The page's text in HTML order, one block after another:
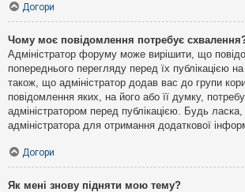
Догори
Чому моє повідомлення потребує
Адміністратор форуму може вирішити, що
попереднього перегляду перед їх публікацією
також, що адміністратор додав вас до групи
повідомлення яких, на його або її думку,
адміністратором перед публікацією. Будь ласка,
адміністратора для отримання додаткової
Догори
Як мені знову підняти мою тему?